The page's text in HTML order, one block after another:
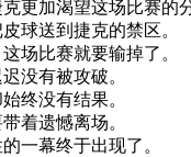
克更加渴望这场比赛的
皮球送到 捷克的禁区。
这场比赛就要输掉了 。
没有被攻破。
始终没有结果。
带着遗憾离场。
一幕终于出现了 。